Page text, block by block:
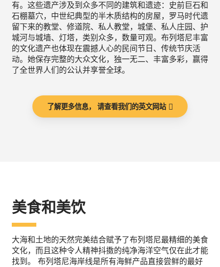
有。这些遗产涉及到众多不同的建筑和遗迹：史前巨石和
石棚墓穴，中世纪典型的半木质结构的房屋，罗马时代遗
留下来的教堂、修道院、私人教堂，城堡、私人庄园、护
城河与城墙、灯塔，类别众多，数量可观。布列塔尼丰富
的文化遗产也体现在震撼人心的民间节日、传统节庆活
动。她保存完整的大众文化，独一无二、丰富多彩，赢得
了全世界人们的公认并享誉全球。
了解更多信息， 请查看我们的英文网站
美食和美饮
大海和土地的天然完美结合赋予了布列塔尼最精细的美食
文化，而且这种令人精神抖擞的纯净海洋空气仅在此才能
找到。 布列塔尼海岸线是所有海鲜产品直接尝鲜的最好